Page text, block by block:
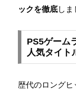
ックを徹底しま
PS5ゲーム
人気タイト
歴代のロング